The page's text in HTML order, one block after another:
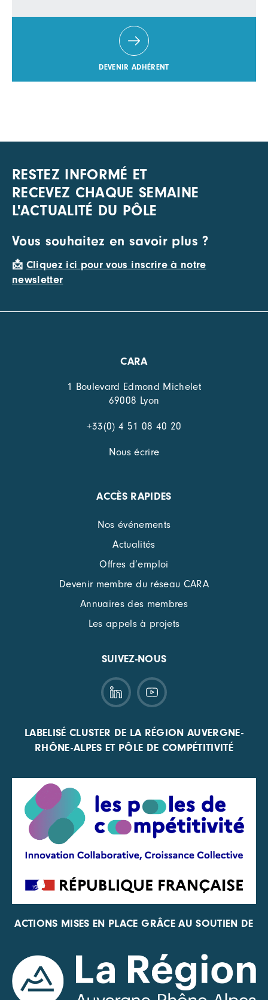
DEVENIR ADHÉRENT
RESTEZ INFORMÉ ET
RECEVEZ CHAQUE SEMAINE
L'ACTUALITÉ DU PÔLE
Vous souhaitez en savoir plus ?
📩 Cliquez ici pour vous inscrire à notre
newsletter
CARA
1 Boulevard Edmond Michelet
69008 Lyon
+33(0) 4 51 08 40 20
Nous écrire
ACCÈS RAPIDES
Nos événements
Actualités
Offres d’emploi
Devenir membre du réseau CARA
Annuaires des membres
Les appels à projets
SUIVEZ-NOUS
LABELISÉ CLUSTER DE LA RÉGION AUVERGNE-
RHÔNE-ALPES ET PÔLE DE COMPÉTITIVITÉ
ACTIONS MISES EN PLACE GRÂCE AU SOUTIEN DE